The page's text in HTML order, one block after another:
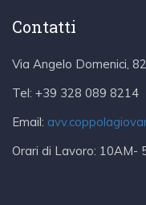
Contatti
Via Angelo Domenici,
Tel: +39 328 089 8214
Email:
Orari di Lavoro: 10AM-